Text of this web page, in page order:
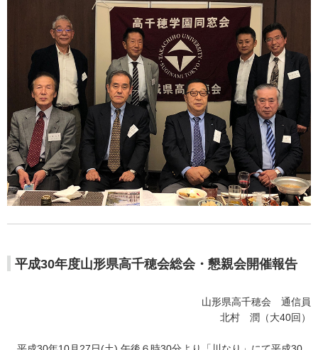
平成30年度山形県高千穂会総会・懇親会開催報告
山形県高千穂会 通信員
北村 潤（大40回）